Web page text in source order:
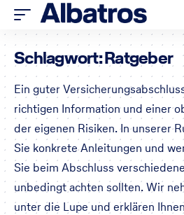
Schlagwort:Ratgeber
Ein guter
richtigen Information und einer
der eigenen Risiken. In unserer
Sie konkrete Anleitungen und
Sie beim Abschluss
unbedingt achten sollten. Wir
unter die Lupe und erklären